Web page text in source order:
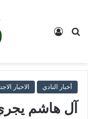
بحث عن
أخبار النادي الاخبار
آل هاشم